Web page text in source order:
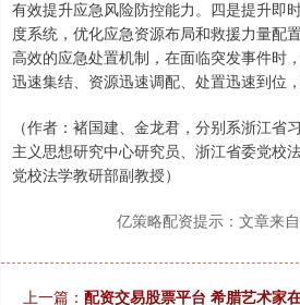
有效提升应急风险防控能力。四是提升即
度系统，优化应急资源布局和救援力量配
高效的应急处置机制，在面临突发事件时
迅速集结、资源迅速调配、处置迅速到位
（作者：褚国建、金龙君，分别系浙江省
主义思想研究中心研究员、浙江省委党校
党校法学教研部副教授）
亿策略配资提示：文章来
上一篇： 配资交易股票平台 希腊艺术家